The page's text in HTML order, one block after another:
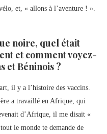
et, « allons à l’aventure ! ».
noire, quel était
et comment voyez-
et Béninois ?
il y a l’histoire des vaccins.
a travaillé en Afrique, qui
d’Afrique, il me disait «
le monde te demande de